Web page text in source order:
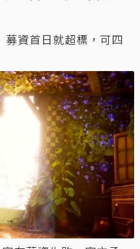
城》內容涉情緒勒索